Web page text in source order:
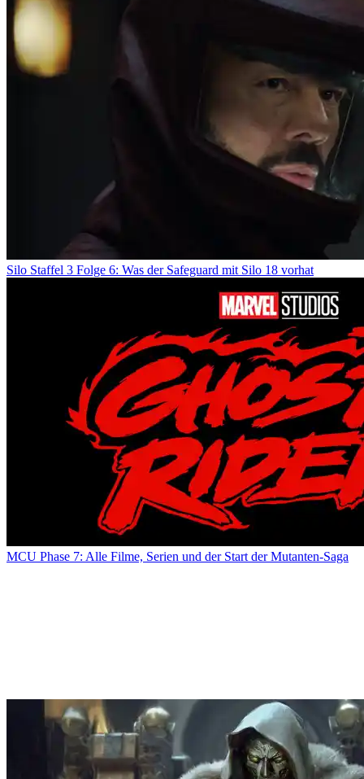
Silo Staffel 3 Folge 6: Was der Safeguard mit Silo 18 vorhat
MCU Phase 7: Alle Filme, Serien und der Start der Mutanten-Saga